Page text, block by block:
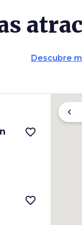
Descubre
favorite_border
favorite_border
chevron_left